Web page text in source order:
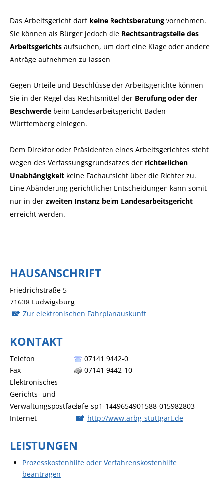
Das Arbeitsgericht darf keine Rechtsberatung vornehmen.
Sie können als Bürger jedoch die Rechtsantragstelle des
Arbeitsgerichts aufsuchen, um dort eine Klage oder andere
Anträge aufnehmen zu lassen.
Gegen Urteile und Beschlüsse der Arbeitsgerichte können
Sie in der Regel das Rechtsmittel der Berufung oder der
Beschwerde beim Landesarbeitsgericht Baden-
Württemberg einlegen.
Dem Direktor oder Präsidenten eines Arbeitsgerichtes steht
wegen des Verfassungsgrundsatzes der richterlichen
Unabhängigkeit keine Fachaufsicht über die Richter zu.
Eine Abänderung gerichtlicher Entscheidungen kann somit
nur in der zweiten Instanz beim Landesarbeitsgericht
erreicht werden.
HAUSANSCHRIFT
Friedrichstraße 5
71638 Ludwigsburg
Zur elektronischen Fahrplanauskunft
KONTAKT
Telefon
07141 9442-0
Fax
07141 9442-10
Elektronisches
Gerichts- und
Verwaltungspostfachsafe-sp1-1449654901588-015982803
Internet
http://www.arbg-stuttgart.de
LEISTUNGEN
Prozesskostenhilfe oder Verfahrenskostenhilfe
beantragen